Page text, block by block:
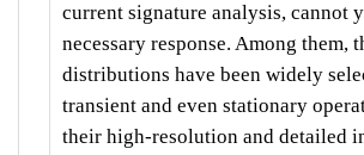
current signature analysis, cannot
necessary response. Among them,
distributions have been widely
transient and even stationary
their high-resolution and detailed